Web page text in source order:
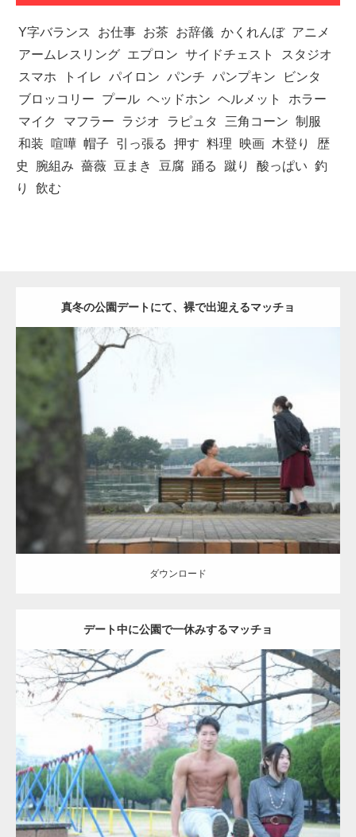
Y字バランス お仕事 お茶 お辞儀 かくれんぼ アニメ
アームレスリング エプロン サイドチェスト
スタジオ
スマホ
トイレ パイロン パンチ パンプキン
ビンタ
ブロッコリー
プール ヘッドホン ヘルメット
ホラー
マイク
マフラー ラジオ ラピュタ 三角コーン 制服
和装
喧嘩 帽子 引っ張る 押す 料理 映画 木登り
歴
史
腕組み 薔薇 豆まき 豆腐 踊る 蹴り 酸っぱい 釣
り
飲む
真冬の公園デートにて、裸で出迎えるマッチョ
公園のマッチョ AKIHITO(細マッチョ) 背中
ダウンロード
ダウンロード
デート中に公園で一休みするマッチョ
Update:2021.07.6
Category:公園のマッチョ その他 AKIHITO(細マッチョ) 腹筋
ダウンロード